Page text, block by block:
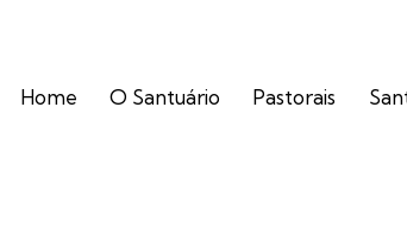
Home O Santuário Pastorais